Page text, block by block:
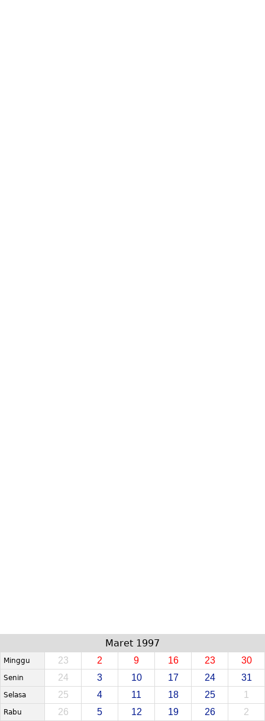
Maret 1997
Minggu 23 2 9 16 23 30
Senin 24 3 10 17 24 31
Selasa 25 4 11 18 25 1
Rabu 26 5 12 19 26 2